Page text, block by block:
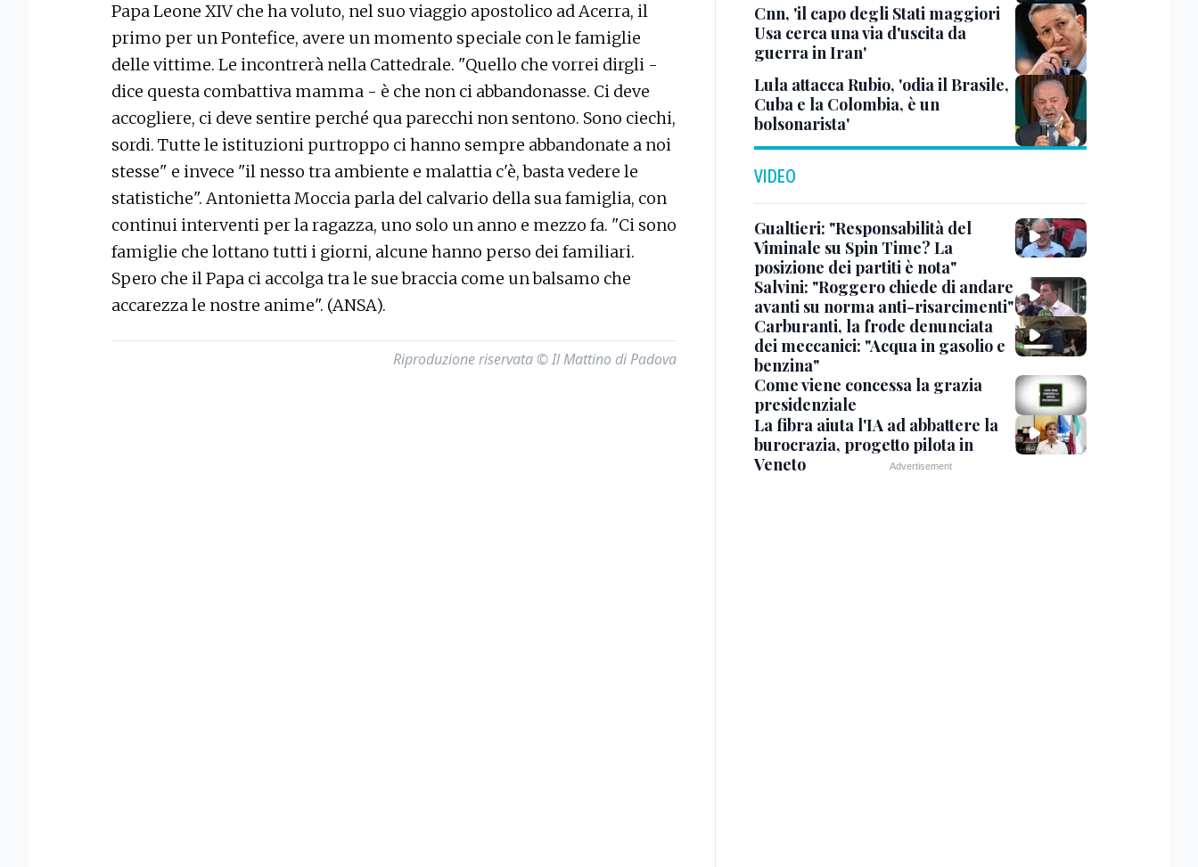
Papa Leone XIV che ha voluto, nel suo viaggio apostolico ad Acerra, il
primo per un Pontefice, avere un momento speciale con le famiglie
delle vittime. Le incontrerà nella Cattedrale. "Quello che vorrei dirgli -
dice questa combattiva mamma - è che non ci abbandonasse. Ci deve
accogliere, ci deve sentire perché qua parecchi non sentono. Sono ciechi,
sordi. Tutte le istituzioni purtroppo ci hanno sempre abbandonate a noi
stesse" e invece "il nesso tra ambiente e malattia c'è, basta vedere le
statistiche". Antonietta Moccia parla del calvario della sua famiglia, con
continui interventi per la ragazza, uno solo un anno e mezzo fa. "Ci sono
famiglie che lottano tutti i giorni, alcune hanno perso dei familiari.
Spero che il Papa ci accolga tra le sue braccia come un balsamo che
accarezza le nostre anime". (ANSA).
Riproduzione riservata © Il Mattino di Padova
Cnn, 'il capo degli Stati maggiori
Usa cerca una via d'uscita da
guerra in Iran'
Lula attacca Rubio, 'odia il Brasile,
Cuba e la Colombia, è un
bolsonarista'
VIDEO
Gualtieri: "Responsabilità del
Viminale su Spin Time? La
posizione dei partiti è nota"
Salvini: "Roggero chiede di andare
avanti su norma anti-risarcimenti"
Carburanti, la frode denunciata
dei meccanici: "Acqua in gasolio e
benzina"
Come viene concessa la grazia
presidenziale
La fibra aiuta l'IA ad abbattere la
burocrazia, progetto pilota in
Veneto